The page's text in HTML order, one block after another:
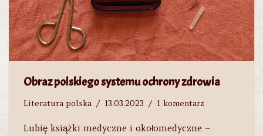
Obraz polskiego systemu ochrony zdrowia
Literatura polska 13.03.2023 1 komentarz
Lubię książki medyczne i okołomedyczne –